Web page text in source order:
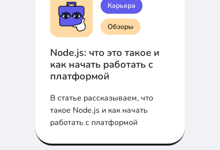
Карьера
Обзоры
Node.js: что это такое и
как начать работать с
платформой
В статье рассказываем, что
такое Node.js и как начать
работать с платформой